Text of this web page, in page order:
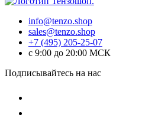
info@tenzo.shop
sales@tenzo.shop
+7 (495) 205-25-07
с 9:00 до 20:00 МСК
Подписывайтесь на нас